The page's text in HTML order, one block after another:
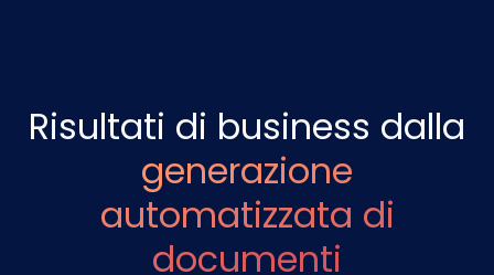
Risultati di business dalla
generazione
automatizzata di
documenti